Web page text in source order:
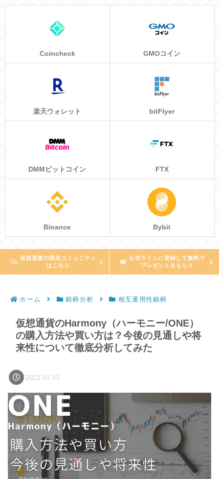
Coincheck GMOコイン
楽天ウォレット bitFlyer
DMMビットコイン FTX
Binance Bybit
仮想通貨の限定コミュニティ
はこちら
公式ラインに登録して無料で
プレゼントをもらう
ホーム 銘柄分析 相互運用性銘柄
仮想通貨のHarmony（ハーモニー/ONE）
の購入方法や買い方は？今後の見通しや将
来性について徹底分析してみた
2022.01.05